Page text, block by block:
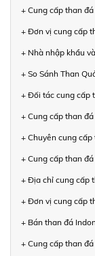
+ Cung cấp than
+ Đơn vị cung cấp
+ Nhà nhập khẩu
+ So Sánh Than
+ Đối tác cung cấp
+ Cung cấp than
+ Chuyên cung
+ Cung cấp than
+ Địa chỉ cung cấp
+ Đơn vị cung cấp
+ Bán than đá
+ Cung cấp than